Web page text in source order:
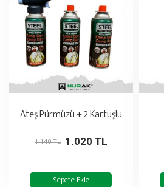
Ateş Pürmüzü + 2 Kartuşlu
1.020 TL
1.140 TL
Sepete Ekle